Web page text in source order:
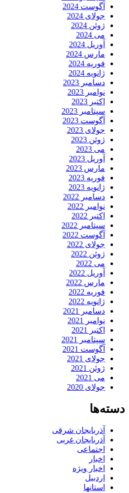
آگوست 2024
جولای 2024
ژوئن 2024
می 2024
آوریل 2024
مارس 2024
فوریه 2024
ژانویه 2024
دسامبر 2023
نوامبر 2023
اکتبر 2023
سپتامبر 2023
آگوست 2023
جولای 2023
ژوئن 2023
می 2023
آوریل 2023
مارس 2023
فوریه 2023
ژانویه 2023
دسامبر 2022
نوامبر 2022
اکتبر 2022
سپتامبر 2022
آگوست 2022
جولای 2022
ژوئن 2022
می 2022
آوریل 2022
مارس 2022
فوریه 2022
ژانویه 2022
دسامبر 2021
نوامبر 2021
اکتبر 2021
سپتامبر 2021
آگوست 2021
جولای 2021
ژوئن 2021
می 2021
جولای 2020
دسته‌ها
آذربایجان شرقی
آذربایجان غربی
اجتماعی
اخبار
اخبار ویژه
اردبیل
استانها